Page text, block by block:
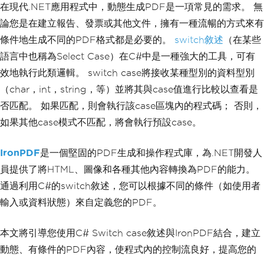
在現代.NET應用程式中，動態生成PDF是一項常見的需求。 無
論您是在建立報告、發票或其他文件，擁有一種流暢的方式來有
條件地生成不同的PDF格式都是必要的。 switch敘述 （在某些
語言中也稱為Select Case）在C#中是一種強大的工具，可有
效地執行此類邏輯。 switch case將接收某種型別的資料型別
（char，int，string，等）並將其與case值進行比較以查看是
否匹配。 如果匹配，則會執行該case區塊內的程式碼； 否則，
如果其他case模式不匹配，將會執行預設case。
IronPDF是一個堅固的PDF生成和操作程式庫，為.NET開發人
員提供了將HTML、圖像和各種其他內容轉換為PDF的能力。
通過利用C#的switch敘述，您可以根據不同的條件（如使用者
輸入或資料狀態）來自定義您的PDF。
本文將引導您使用C# Switch case敘述與IronPDF結合，建立
動態、有條件的PDF內容，使程式內的控制流良好，提高您的